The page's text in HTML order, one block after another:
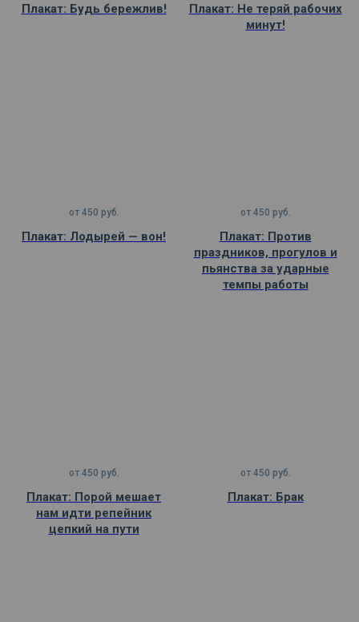
Плакат: Будь бережлив!
Плакат: Не теряй рабочих
минут!
от 450 руб.
Плакат: Лодырей — вон!
от 450 руб.
Плакат: Против
праздников, прогулов и
пьянства за ударные
темпы работы
от 450 руб.
Плакат: Порой мешает
нам идти репейник
цепкий на пути
от 450 руб.
Плакат: Брак